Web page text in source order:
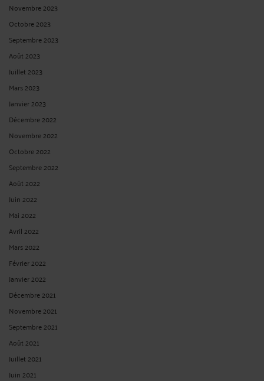
Novembre 2023
Octobre 2023
Septembre 2023
Août 2023
Juillet 2023
Mars 2023
Janvier 2023
Décembre 2022
Novembre 2022
Octobre 2022
Septembre 2022
Août 2022
Juin 2022
Mai 2022
Avril 2022
Mars 2022
Février 2022
Janvier 2022
Décembre 2021
Novembre 2021
Septembre 2021
Août 2021
Juillet 2021
Juin 2021